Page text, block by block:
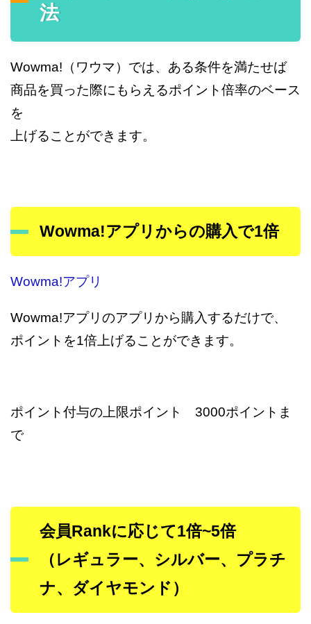
法
Wowma!（ワウマ）では、ある条件を満たせば
商品を買った際にもらえるポイント倍率のベース
を
上げることができます。
Wowma!アプリからの購入で1倍
Wowma!アプリ
Wowma!アプリのアプリから購入するだけで、
ポイントを1倍上げることができます。
ポイント付与の上限ポイント 3000ポイントま
で
会員Rankに応じて1倍~5倍
（レギュラー、シルバー、プラチ
ナ、ダイヤモンド）